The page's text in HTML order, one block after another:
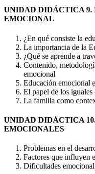
UNIDAD DIDÁCTICA
EMOCIONAL
¿En qué consiste la
La importancia de la
¿Qué se aprende a
Contenido,
emocional
Educación emocional
El papel de los iguales
La familia como
UNIDAD DIDÁCTICA
EMOCIONALES
Problemas en el
Factores que influyen
Dificultades